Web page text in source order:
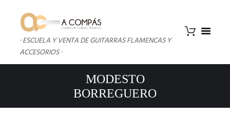
· ESCUELA Y VENTA DE GUITARRAS FLAMENCAS Y
ACCESORIOS ·
MODESTO
BORREGUERO